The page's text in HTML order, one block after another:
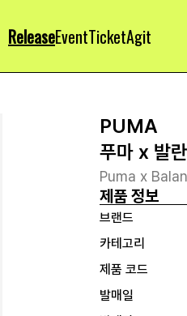
ReleaseEventTicketAgit
PUMA
푸마 x 발
Puma x
제품 정보
브랜드
카테고리
제품 코드
발매일